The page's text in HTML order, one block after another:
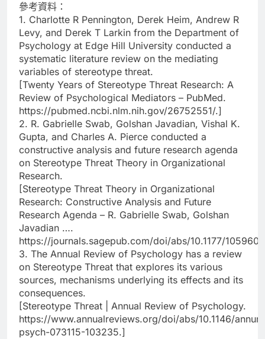
參考資料：
1. Charlotte R Pennington, Derek Heim, Andrew R
Levy, and Derek T Larkin from the Department of
Psychology at Edge Hill University conducted a
systematic literature review on the mediating
variables of stereotype threat.
[Twenty Years of Stereotype Threat Research: A
Review of Psychological Mediators – PubMed.
https://pubmed.ncbi.nlm.nih.gov/26752551/.]
2. R. Gabrielle Swab, Golshan Javadian, Vishal K.
Gupta, and Charles A. Pierce conducted a
constructive analysis and future research agenda
on Stereotype Threat Theory in Organizational
Research.
[Stereotype Threat Theory in Organizational
Research: Constructive Analysis and Future
Research Agenda – R. Gabrielle Swab, Golshan
Javadian ….
https://journals.sagepub.com/doi/abs/10.1177/
3. The Annual Review of Psychology has a review
on Stereotype Threat that explores its various
sources, mechanisms underlying its effects and its
consequences.
[Stereotype Threat | Annual Review of Psychology.
https://www.annualreviews.org/doi/abs/10.1146/
psych-073115-103235.]